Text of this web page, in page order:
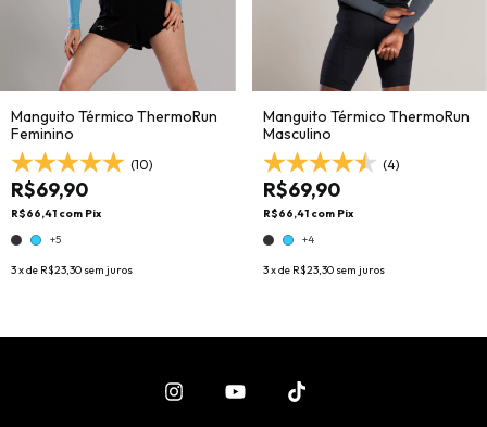
Manguito Térmico ThermoRun
Feminino
(10)
R$69,90
R$66,41 com Pix
+5
3x de R$23,30 sem juros
Manguito Térmico ThermoRun
Masculino
(4)
R$69,90
R$66,41 com Pix
+4
3x de R$23,30 sem juros